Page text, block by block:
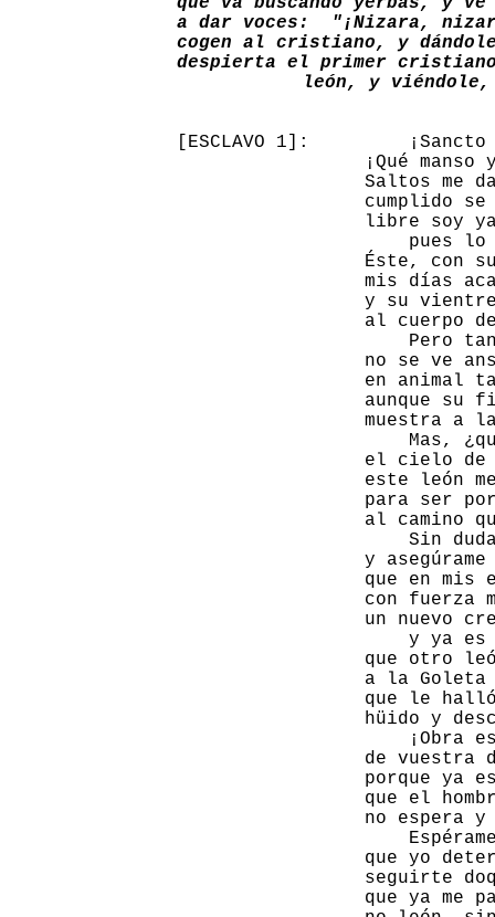
a dar voces:  "¡Nizara,
cogen al cristiano, y
despierta el primer
león, y viéndole,
[ESCLAVO 1]:         ¡Sancto
¡Qué manso
Saltos me
cumplido se
libre soy
pues lo
Éste, con
mis días
y su
al cuerpo
Pero
no se ve
en animal
aunque su
muestra a
Mas,
el cielo de
este león
para ser
al camino
Sin
y asegúrame
que en mis
con fuerza
un nuevo
y ya es
que otro
a la Goleta
que le
hüido y
¡Obra
de vuestra
porque ya
que el
no espera y
que yo
seguirte
que ya me